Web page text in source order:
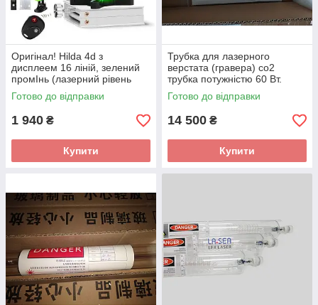
Оригінал! Hilda 4d з
дисплеем 16 ліній, зелений
промІнь (лазерний рівень
нівелір)
Готово до відправки
1 940 ₴
Купити
Трубка для лазерного
верстата (гравера) co2
трубка потужністю 60 Вт.
Трубка со2
Готово до відправки
14 500 ₴
Купити